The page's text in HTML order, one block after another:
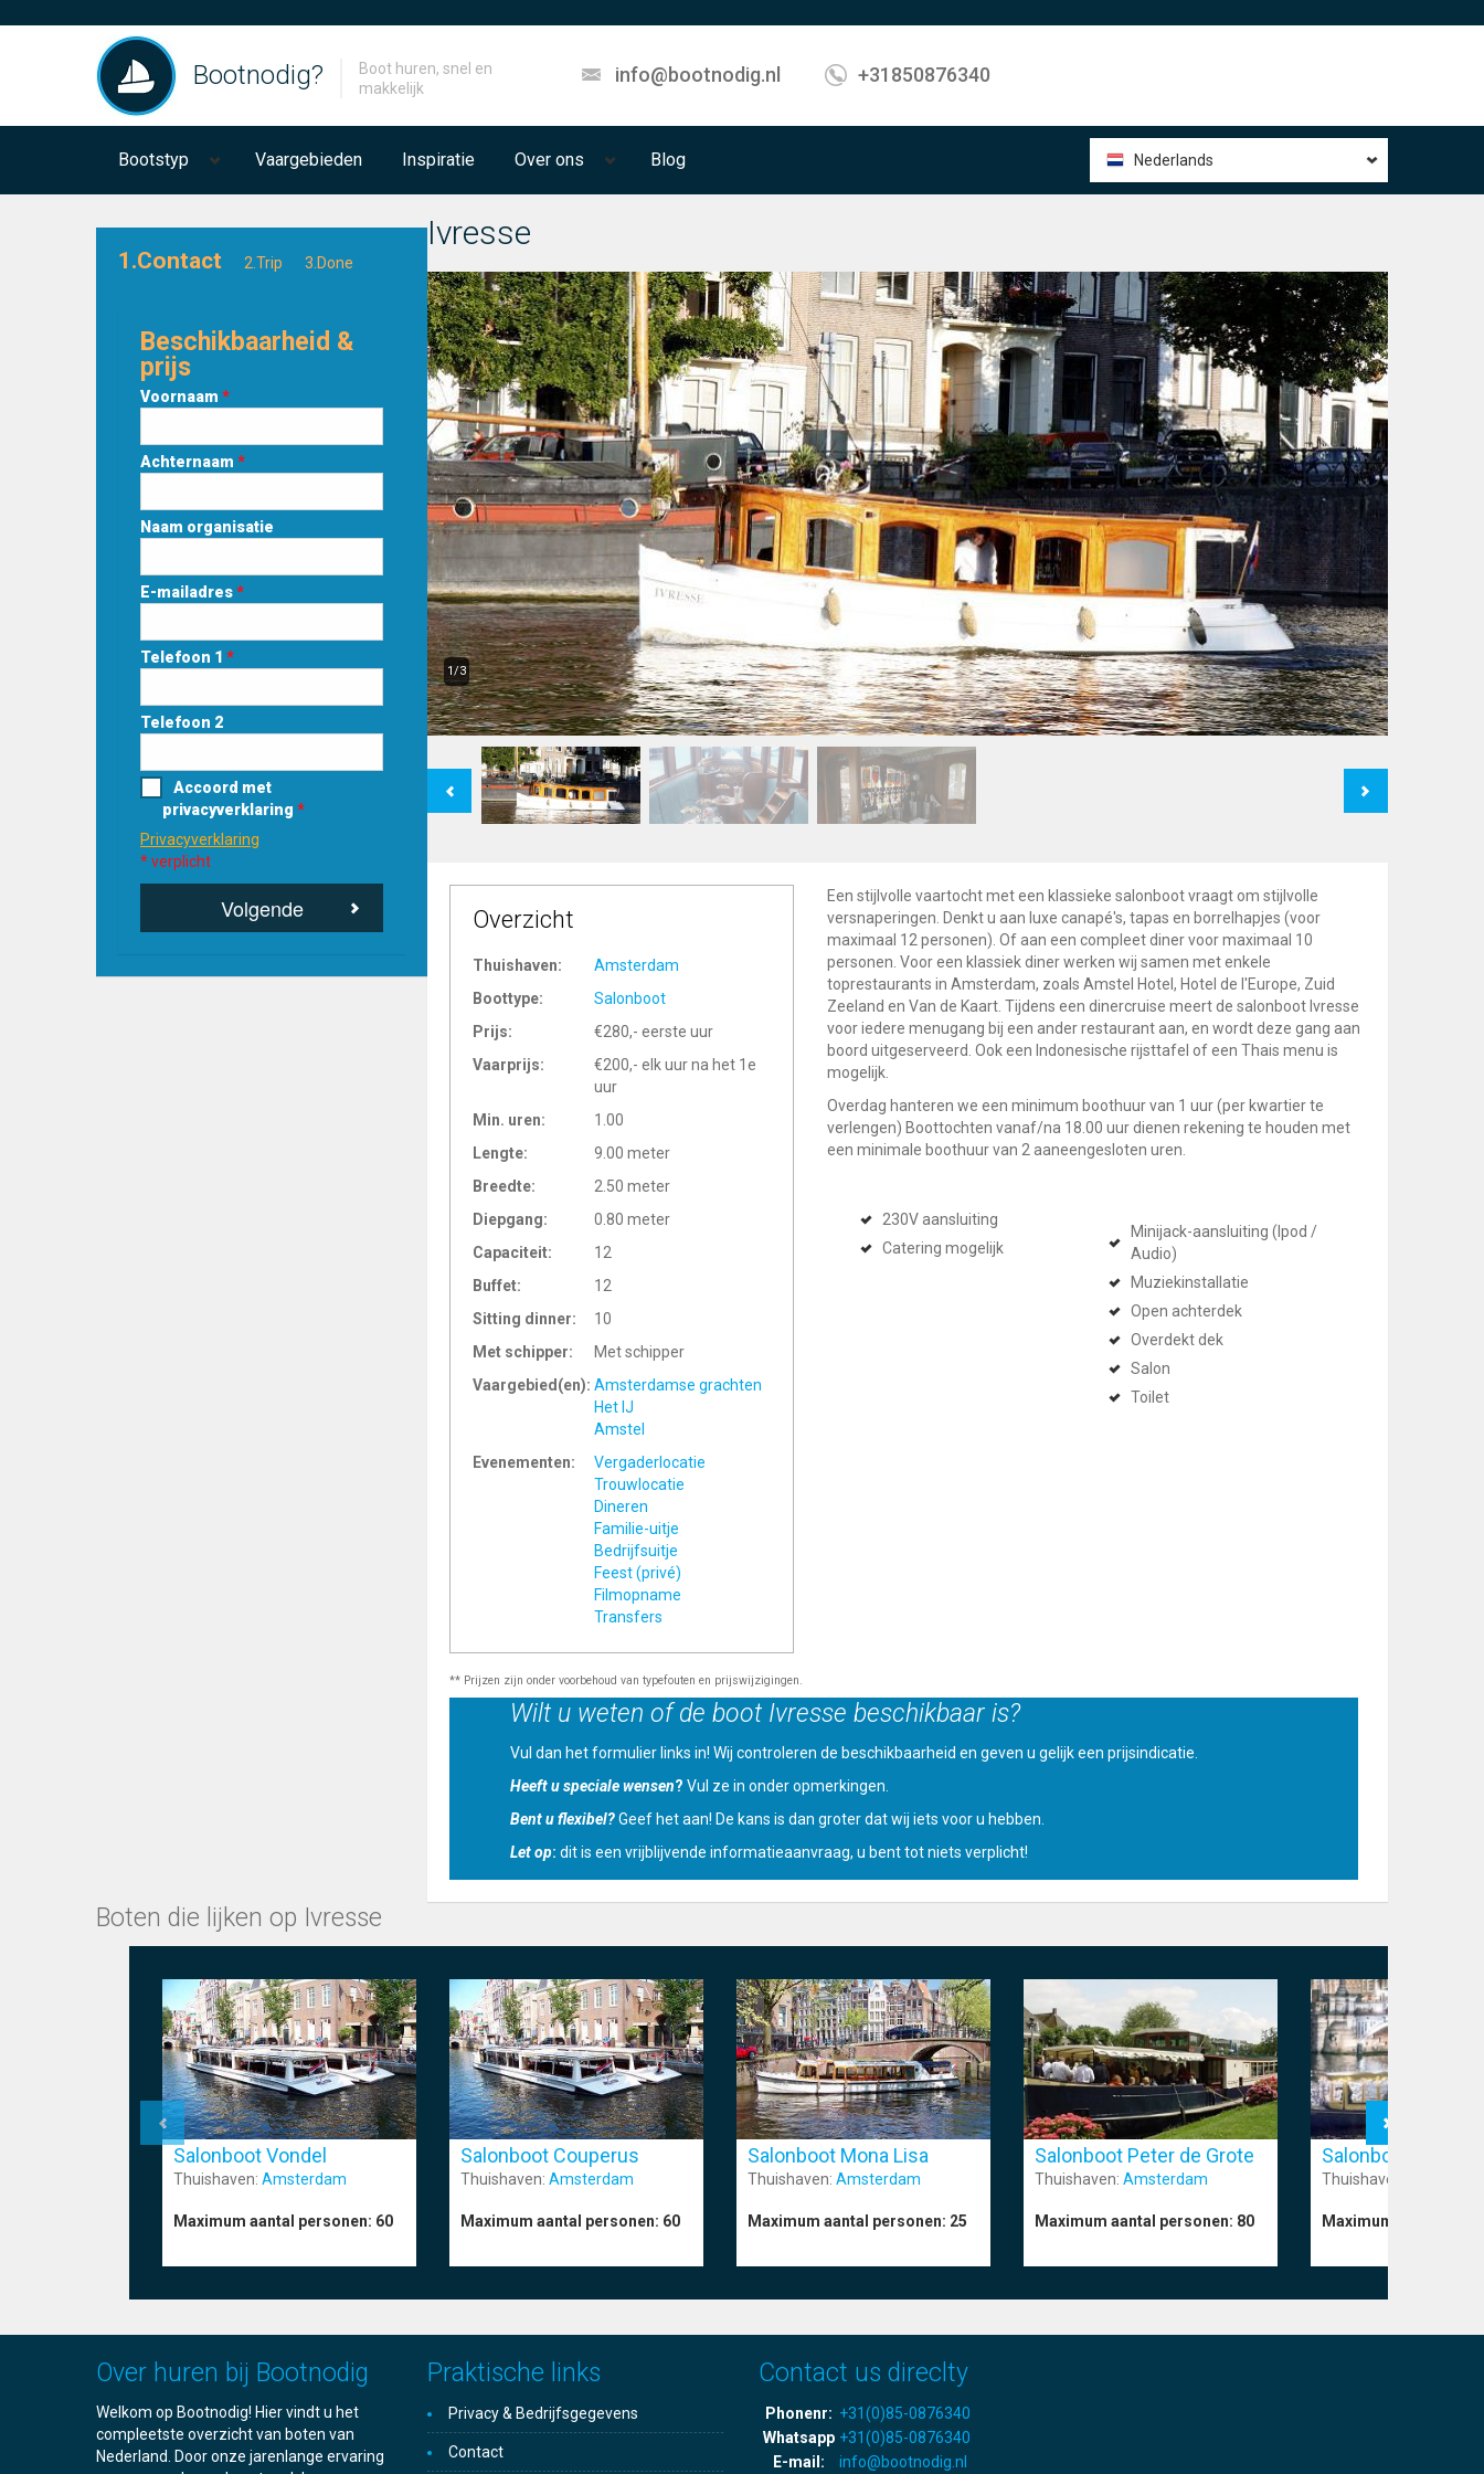
Bootnodig?
Boot huren, snel en
makkelijk
info@bootnodig.nl +31850876340
Bootstyp Vaargebieden Inspiratie Over ons Blog Nederlands
1.Contact 2.Trip 3.Done
Beschikbaarheid &
prijs
Voornaam *
Achternaam *
Naam organisatie
E-mailadres*
Telefoon 1 *
Telefoon 2
Accoord met
privacyverklaring *
Privacyverklaring
* verplicht
Volgende
Ivresse
1/3
Overzicht
Thuishaven:
Amsterdam
Boottype:
Salonboot
Prijs:
€280,- eerste uur
Vaarprijs:
€200,- elk uur na het 1e
uur
Min. uren:
1.00
Lengte:
9.00 meter
Breedte:
2.50 meter
Diepgang:
0.80 meter
Capaciteit:
12
Buffet:
12
Sitting dinner:
10
Met schipper:
Met schipper
Vaargebied(en): Amsterdamse grachten
Het IJ
Amstel
Evenementen:
Vergaderlocatie
Trouwlocatie
Dineren
Familie-uitje
Bedrijfsuitje
Feest (privé)
Filmopname
Transfers
Een stijlvolle vaartocht met een klassieke salonboot vraagt om stijlvolle
versnaperingen. Denkt u aan luxe canapé's, tapas en borrelhapjes (voor
maximaal 12 personen). Of aan een compleet diner voor maximaal 10
personen. Voor een klassiek diner werken wij samen met enkele
toprestaurants in Amsterdam, zoals Amstel Hotel, Hotel de l'Europe, Zuid
Zeeland en Van de Kaart. Tijdens een dinercruise meert de salonboot Ivresse
voor iedere menugang bij een ander restaurant aan, en wordt deze gang aan
boord uitgeserveerd. Ook een Indonesische rijsttafel of een Thais menu is
mogelijk.
Overdag hanteren we een minimum boothuur van 1 uur (per kwartier te
verlengen) Boottochten vanaf/na 18.00 uur dienen rekening te houden met
een minimale boothuur van 2 aaneengesloten uren.
230V aansluiting
Catering mogelijk
Minijack-aansluiting (Ipod /
Audio)
Muziekinstallatie
Open achterdek
Overdekt dek
Salon
Toilet
** Prijzen zijn onder voorbehoud van typefouten en prijswijzigingen.
Wilt u weten of de boot Ivresse beschikbaar is?
Vul dan het formulier links in! Wij controleren de beschikbaarheid en geven u gelijk een prijsindicatie.
Heeft u speciale wensen? Vul ze in onder opmerkingen.
Bent u flexibel?Geef het aan! De kans is dan groter dat wij iets voor u hebben.
Let op: dit is een vrijblijvende informatieaanvraag, u bent tot niets verplicht!
Boten die lijken op Ivresse
Salonboot Vondel
Thuishaven: Amsterdam
Maximum aantal personen: 60
Salonboot Couperus
Thuishaven: Amsterdam
Maximum aantal personen: 60
Salonboot Mona Lisa
Thuishaven: Amsterdam
Maximum aantal personen: 25
Salonboot Peter de Grote
Thuishaven: Amsterdam
Maximum aantal personen: 80
Salonboot Aagje
Thuishaven:
Maximum aantal
Over huren bij Bootnodig
Welkom op Bootnodig! Hier vindt u het
compleetste overzicht van boten van
Nederland. Door onze jarenlange ervaring
Praktische links
Privacy & Bedrijfsgegevens
Contact
Contact us direclty
Phonenr: +31(0)85-0876340
Whatsapp +31(0)85-0876340
E-mail:
info@bootnodig.nl